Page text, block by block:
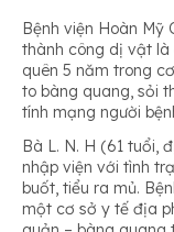
Bệnh viện Hoàn Mỹ
thành công dị vật là
quên 5 năm trong
to bàng quang, sỏi
tính mạng người
Bà L. N. H (61 tuổi,
nhập viện với tình
buốt, tiểu ra mủ.
một cơ sở y tế địa